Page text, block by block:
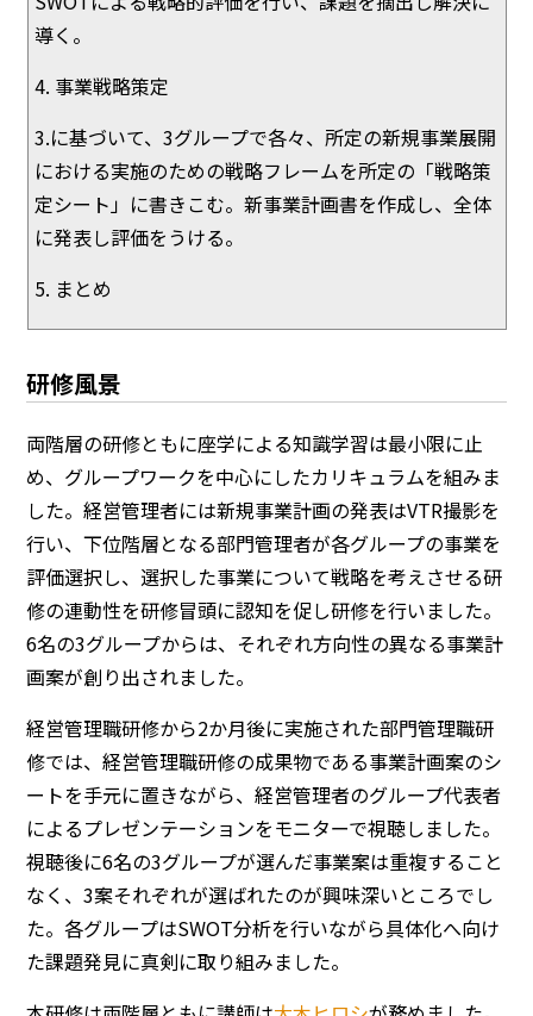
導く。
4. 事業戦略策定
3.に基づいて、3グループで各々、所定の新規事業展開
における実施のための戦略フレームを所定の「戦略策
定シート」に書きこむ。新事業計画書を作成し、全体
に発表し評価をうける。
5. まとめ
研修風景
両階層の研修ともに座学による知識学習は最小限に止
め、グループワークを中心にしたカリキュラムを組みま
した。経営管理者には新規事業計画の発表はVTR撮影を
行い、下位階層となる部門管理者が各グループの事業を
評価選択し、選択した事業について戦略を考えさせる研
修の連動性を研修冒頭に認知を促し研修を行いました。
6名の3グループからは、それぞれ方向性の異なる事業計
画案が創り出されました。
経営管理職研修から2か月後に実施された部門管理職研
修では、経営管理職研修の成果物である事業計画案のシ
ートを手元に置きながら、経営管理者のグループ代表者
によるプレゼンテーションをモニターで視聴しました。
視聴後に6名の3グループが選んだ事業案は重複すること
なく、3案それぞれが選ばれたのが興味深いところでし
た。各グループはSWOT分析を行いながら具体化へ向け
た課題発見に真剣に取り組みました。